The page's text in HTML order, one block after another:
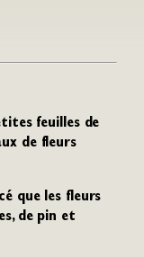
feuilles de
de fleurs
que les fleurs
de pin et